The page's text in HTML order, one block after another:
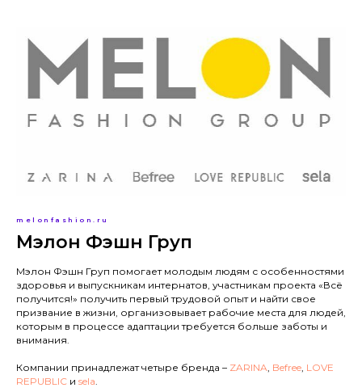
melonfashion.ru
Мэлон Фэшн Груп
Мэлон Фэшн Груп помогает молодым людям с особенностями
здоровья и выпускникам интернатов, участникам проекта «Всё
получится!» получить первый трудовой опыт и найти свое
призвание в жизни, организовывает рабочие места для людей,
которым в процессе адаптации требуется больше заботы и
внимания.
Компании принадлежат четыре бренда – ZARINA, Befree, LOVE
REPUBLIC и sela.